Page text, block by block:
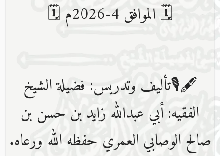
🗓 الموافق 4-2026م 🗓
🖋🎙تأليف وتدريس: فضيلة الشيخ
الفقيه: أبي عبدﷲ زايد بن حسن بن
صالح الوصابي العمري حفظه ﷲ ورعاه.